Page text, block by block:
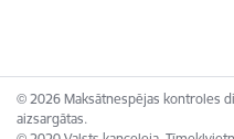
© 2026 Maksātnespējas kontroles
aizsargātas.